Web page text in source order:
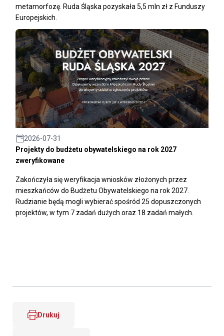
metamorfozę. Ruda Śląska pozyskała 5,5 mln zł z Funduszy
Europejskich.
2026-07-31
Projekty do budżetu obywatelskiego na rok 2027
zweryfikowane
Zakończyła się weryfikacja wniosków złożonych przez
mieszkańców do Budżetu Obywatelskiego na rok 2027.
Rudzianie będą mogli wybierać spośród 25 dopuszczonych
projektów, w tym 7 zadań dużych oraz 18 zadań małych.
Drukuj